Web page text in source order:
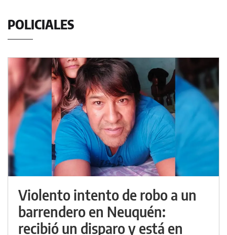
POLICIALES
Violento intento de robo a un
barrendero en Neuquén:
recibió un disparo y está en